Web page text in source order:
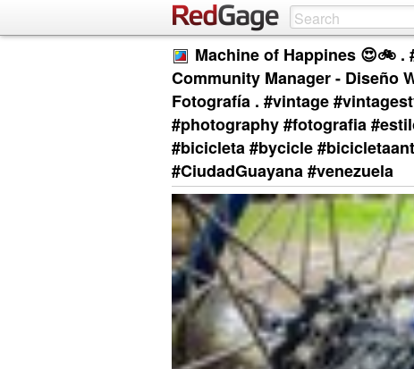
Machine of Happines 😍🚲 .
Community Manager - Diseño
Fotografía . #vintage
#photography #fotografia
#bicicleta #bycicle
#CiudadGuayana #venezuela